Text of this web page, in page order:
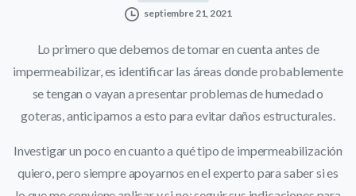
septiembre 21, 2021
Lo primero que debemos de tomar en cuenta antes de
impermeabilizar, es identificar las áreas donde probablemente
se tengan o vayan a presentar problemas de humedad o
goteras, anticiparnos a esto para evitar daños estructurales.
Investigar un poco en cuanto a qué tipo de impermeabilización
quiero, pero siempre apoyarnos en el experto para saber si es